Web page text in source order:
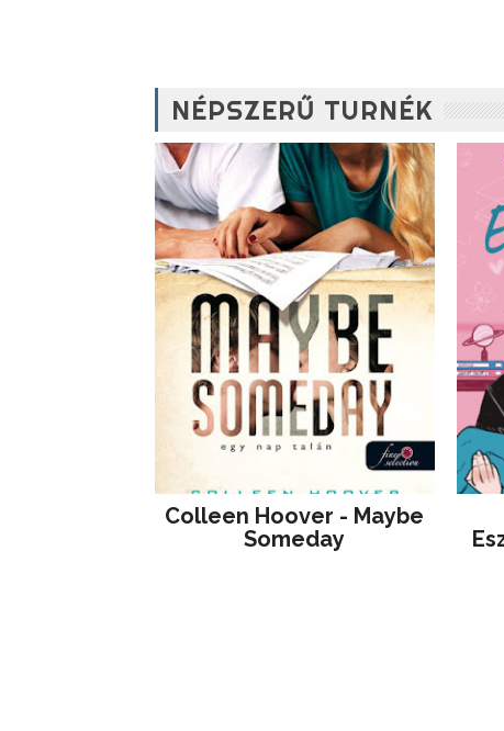
NÉPSZERŰ TURNÉK
Colleen Hoover - Maybe
Someday